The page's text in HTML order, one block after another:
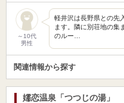
～10代
男性
軽井沢は長野県との先
ます。隣に別荘地の集
のルー…
関連情報から探す
嬬恋温泉「つつじの湯」